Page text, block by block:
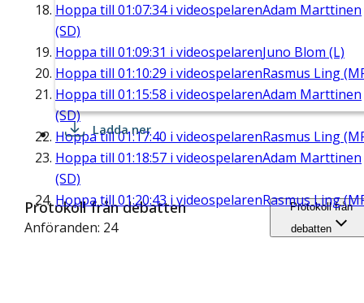
Hoppa till 01:07:34i videospelarenAdam Marttinen
(SD)
Hoppa till 01:09:31 i videospelarenJuno Blom (L)
Hoppa till 01:10:29 i videospelarenRasmus Ling
Hoppa till 01:15:58 i videospelarenAdam Marttinen
(SD)
Hoppa till01:17:40 i videospelarenRasmus Ling
Hoppa till 01:18:57 i videospelarenAdam Marttinen
(SD)
Hoppa till 01:20:43 i videospelarenRasmus Ling
Ladda ner
Protokoll från debatten
Anföranden: 24
Protokoll från
debatten